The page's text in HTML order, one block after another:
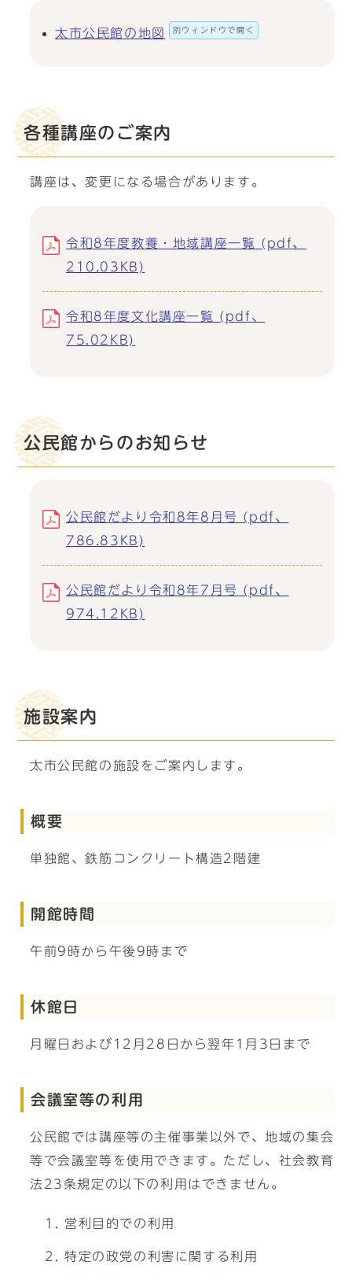
太市公民館の地図 別ウィンドウで開く
各種講座のご案内
講座は、変更になる場合があります。
令和8年度教養・地域講座一覧 (pdf、
210.03KB)
令和8年度文化講座一覧 (pdf、
75.02KB)
公民館からのお知らせ
公民館だより令和8年8月号 (pdf、
786.83KB)
公民館だより令和8年7月号 (pdf、
974.12KB)
施設案内
太市公民館の施設をご案内します。
概要
単独館、鉄筋コンクリート構造2階建
開館時間
午前9時から午後9時まで
休館日
月曜日および12月28日から翌年1月3日まで
会議室等の利用
公民館では講座等の主催事業以外で、地域の集会
等で会議室等を使用できます。ただし、社会教育
法23条規定の以下の利用はできません。
営利目的での利用
特定の政党の利害に関する利用